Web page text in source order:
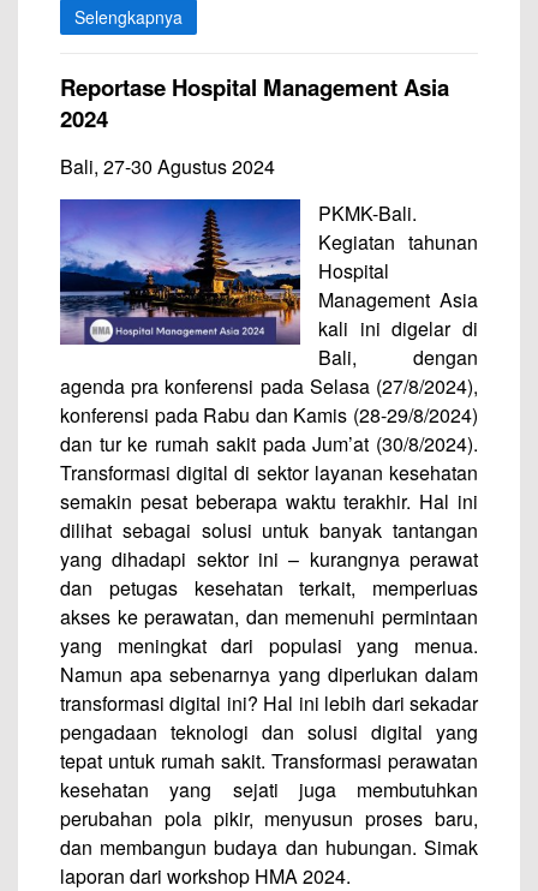
Selengkapnya
Reportase Hospital Management Asia
2024
Bali, 27-30 Agustus 2024
PKMK-Bali.
Kegiatan tahunan
Hospital
Management Asia
kali ini digelar di
Bali, dengan
agenda pra konferensi pada Selasa (27/8/2024),
konferensi pada Rabu dan Kamis (28-29/8/2024)
dan tur ke rumah sakit pada Jum’at (30/8/2024).
Transformasi digital di sektor layanan kesehatan
semakin pesat beberapa waktu terakhir. Hal ini
dilihat sebagai solusi untuk banyak tantangan
yang dihadapi sektor ini – kurangnya perawat
dan petugas kesehatan terkait, memperluas
akses ke perawatan, dan memenuhi permintaan
yang meningkat dari populasi yang menua.
Namun apa sebenarnya yang diperlukan dalam
transformasi digital ini? Hal ini lebih dari sekadar
pengadaan teknologi dan solusi digital yang
tepat untuk rumah sakit. Transformasi perawatan
kesehatan yang sejati juga membutuhkan
perubahan pola pikir, menyusun proses baru,
dan membangun budaya dan hubungan. Simak
laporan dari workshop HMA 2024.